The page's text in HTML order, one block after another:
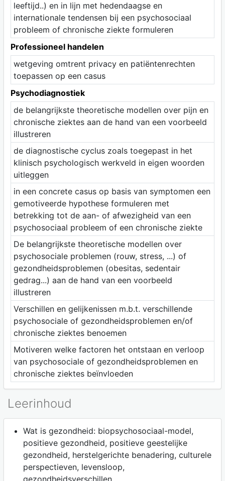
leeftijd..) en in lijn met hedendaagse en
internationale tendensen bij een psychosociaal
probleem of chronische ziekte formuleren
Professioneel handelen
wetgeving omtrent privacy en patiëntenrechten
toepassen op een casus
Psychodiagnostiek
de belangrijkste theoretische modellen over pijn en
chronische ziektes aan de hand van een voorbeeld
illustreren
de diagnostische cyclus zoals toegepast in het
klinisch psychologisch werkveld in eigen woorden
uitleggen
in een concrete casus op basis van symptomen een
gemotiveerde hypothese formuleren met
betrekking tot de aan- of afwezigheid van een
psychosociaal probleem of een chronische ziekte
De belangrijkste theoretische modellen over
psychosociale problemen (rouw, stress, ...) of
gezondheidsproblemen (obesitas, sedentair
gedrag...) aan de hand van een voorbeeld
illustreren
Verschillen en gelijkenissen m.b.t. verschillende
psychosociale of gezondheidsproblemen en/of
chronische ziektes benoemen
Motiveren welke factoren het ontstaan en verloop
van psychosociale of gezondheidsproblemen en
chronische ziektes beïnvloeden
Leerinhoud
Wat is gezondheid: biopsychosociaal-model,
positieve gezondheid, positieve geestelijke
gezondheid, herstelgerichte benadering, culturele
perspectieven, levensloop,